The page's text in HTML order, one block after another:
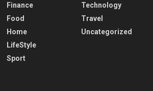
Finance
Food
Home
LifeStyle
Sport
Technology
Travel
Uncategorized